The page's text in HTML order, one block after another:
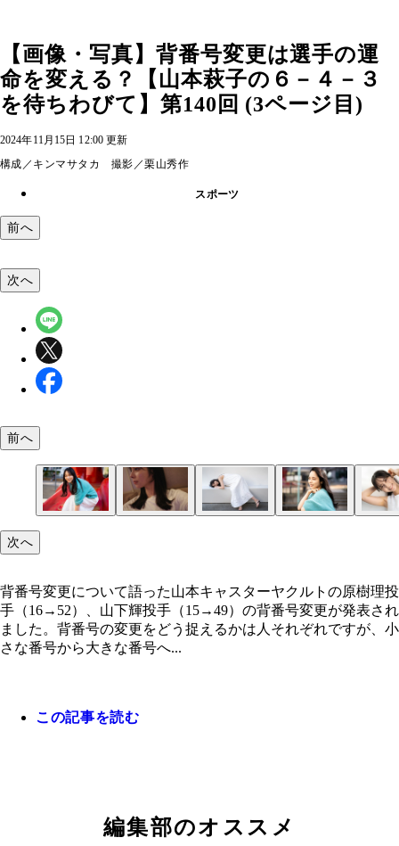
【画像・写真】背番号変更は選手の運
命を変える？【山本萩子の６－４－３
を待ちわびて】第140回 (3ページ目)
2024年11月15日 12:00 更新
構成／キンマサタカ 撮影／栗山秀作
スポーツ
前へ
次へ
前へ
次へ
背番号変更について語った山本キャスターヤクルトの原樹理投
手（16→52）、山下輝投手（15→49）の背番号変更が発表され
ました。背番号の変更をどう捉えるかは人それぞれですが、小
さな番号から大きな番号へ...
この記事を読む
編集部のオススメ